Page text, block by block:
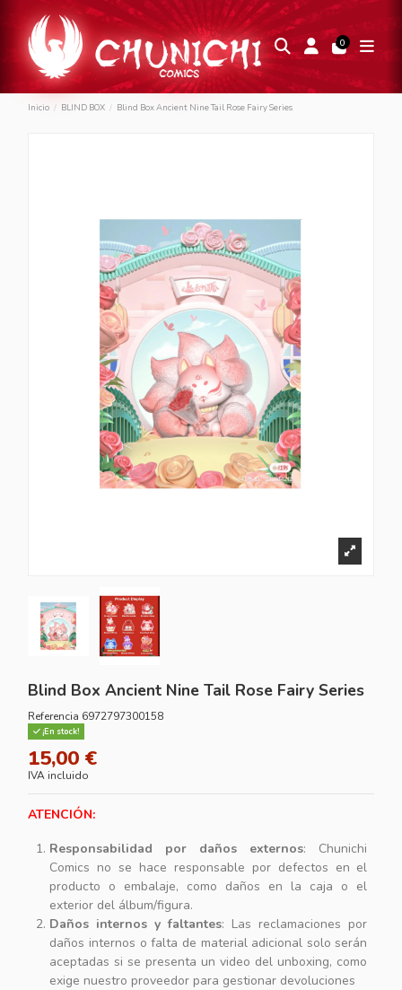
0
Inicio BLIND BOX Blind Box Ancient Nine Tail Rose Fairy Series
Blind Box Ancient Nine Tail Rose Fairy Series
Referencia 6972797300158
¡En stock!
15,00 €
IVA incluido
ATENCIÓN:
Responsabilidad por daños externos: Chunichi
Comics no se hace responsable por defectos en el
producto o embalaje, como daños en la caja o el
exterior del álbum/figura.
Daños internos y faltantes: Las reclamaciones por
daños internos o falta de material adicional solo serán
aceptadas si se presenta un video del unboxing, como
exige nuestro proveedor para gestionar devoluciones